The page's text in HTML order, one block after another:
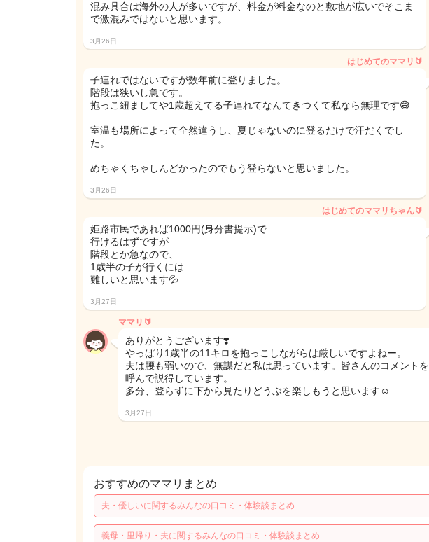
混み具合は海外の人が多いですが、料金が料金なのと敷地が広いでそこま
で激混みではないと思います。
3月26日
はじめてのママリ🔰
子連れではないですが数年前に登りました。
階段は狭いし急です。
抱っこ紐ましてや1歳超えてる子連れてなんてきつくて私なら無理です😅
室温も場所によって全然違うし、夏じゃないのに登るだけで汗だくでし
た。
めちゃくちゃしんどかったのでもう登らないと思いました。
3月26日
はじめてのママリちゃん🔰
姫路市民であれば1000円(身分書提示)で
行けるはずですが
階段とか急なので、
1歳半の子が行くには
難しいと思います💦
3月27日
ママリ🔰
ありがとうございます❣️
やっぱり1歳半の11キロを抱っこしながらは厳しいですよねー。
夫は腰も弱いので、無謀だと私は思っています。皆さんのコメント
呼んで説得しています。
多分、登らずに下から見たりどうぶを楽しもうと思います☺️
3月27日
おすすめのママリまとめ
夫・優しいに関するみんなの口コミ・体験談まとめ
義母・里帰り・夫に関するみんなの口コミ・体験談まとめ